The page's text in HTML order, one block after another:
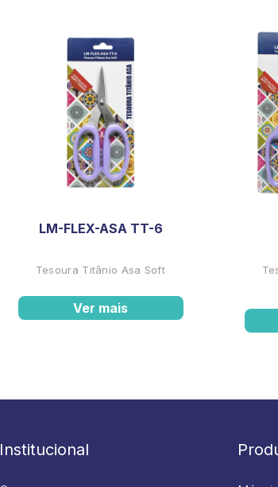
LM-FLEX-ASA TT-6
Tesoura Titânio Asa Soft
Ver mais
Institucional